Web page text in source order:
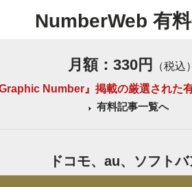
NumberWeb 有
月額：330円
（税込）
Number』掲載の厳選された
有料記事一覧へ
ドコモ、au、ソフトバ